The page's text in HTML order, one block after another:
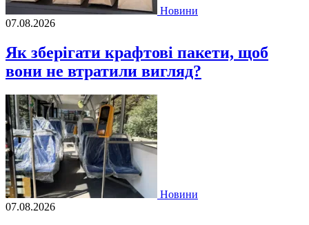
Новини
07.08.2026
Як зберігати крафтові пакети, щоб
вони не втратили вигляд?
Новини
07.08.2026